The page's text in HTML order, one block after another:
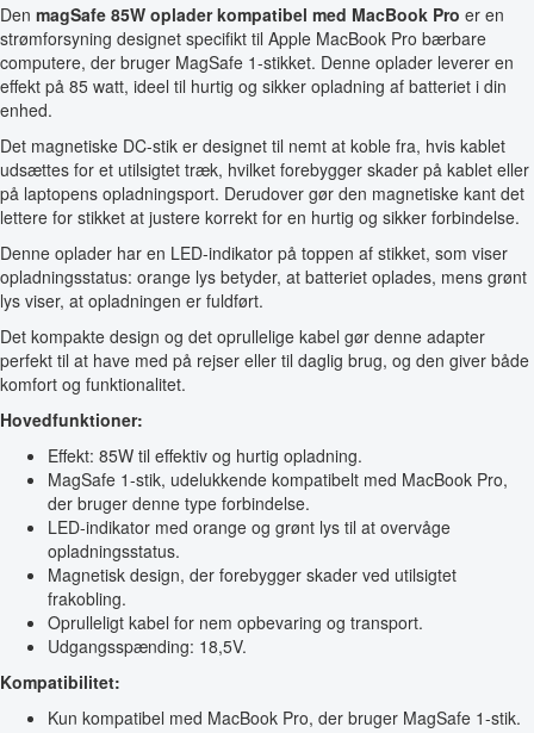
Den magSafe 85W oplader kompatibel med MacBook Pro er en
strømforsyning designet specifikt til Apple MacBook Pro bærbare
computere, der bruger MagSafe 1-stikket. Denne oplader leverer en
effekt på 85 watt, ideel til hurtig og sikker opladning af batteriet i din
enhed.
Det magnetiske DC-stik er designet til nemt at koble fra, hvis kablet
udsættes for et utilsigtet træk, hvilket forebygger skader på kablet eller
på laptopens opladningsport. Derudover gør den magnetiske kant det
lettere for stikket at justere korrekt for en hurtig og sikker forbindelse.
Denne oplader har en LED-indikator på toppen af stikket, som viser
opladningsstatus: orange lys betyder, at batteriet oplades, mens grønt
lys viser, at opladningen er fuldført.
Det kompakte design og det oprullelige kabel gør denne adapter
perfekt til at have med på rejser eller til daglig brug, og den giver både
komfort og funktionalitet.
Hovedfunktioner:
Effekt: 85W til effektiv og hurtig opladning.
MagSafe 1-stik, udelukkende kompatibelt med MacBook Pro,
der bruger denne type forbindelse.
LED-indikator med orange og grønt lys til at overvåge
opladningsstatus.
Magnetisk design, der forebygger skader ved utilsigtet
frakobling.
Oprulleligt kabel for nem opbevaring og transport.
Udgangsspænding: 18,5V.
Kompatibilitet:
Kun kompatibel med MacBook Pro, der bruger MagSafe 1-stik.